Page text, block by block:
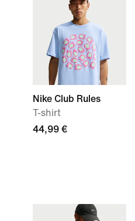
Nike Club Rules
T-shirt
44,99 €